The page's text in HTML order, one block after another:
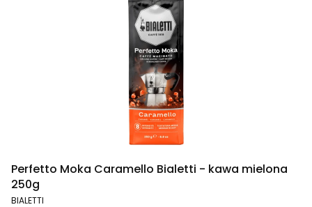
Perfetto Moka Caramello Bialetti - kawa mielona
250g
PRODUCENT
BIALETTI